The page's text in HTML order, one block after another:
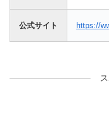
公式サイト https://